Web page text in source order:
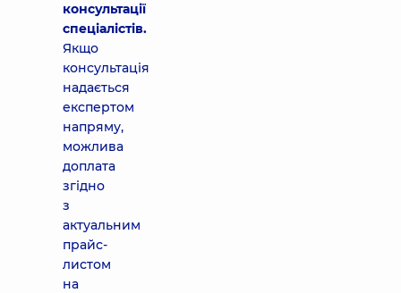
консультації
спеціалістів.
Якщо
консультація
надається
експертом
напряму,
можлива
доплата
згідно
з
актуальним
прайс-
листом
на